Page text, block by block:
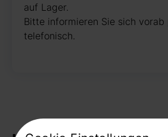
auf Lager.
Bitte informieren Sie sich
telefonisch.